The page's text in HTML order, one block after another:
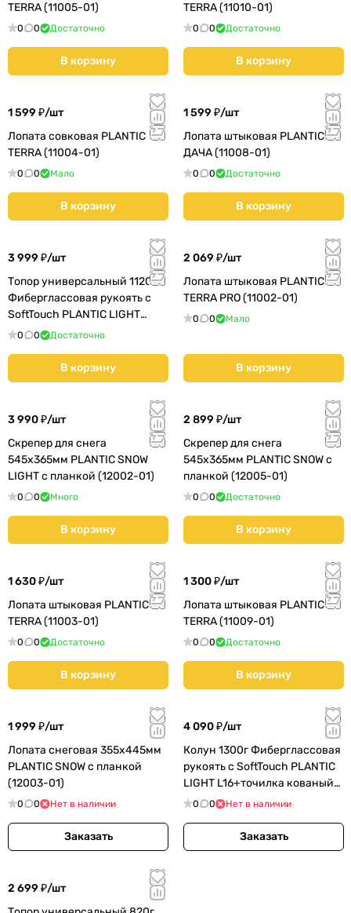
TERRA (11005-01)
0 0 Достаточно
В корзину
TERRA (11010-01)
0 0 Достаточно
В корзину
1 599 ₽/шт
Лопата совковая PLANTIC
TERRA (11004-01)
0 0 Мало
В корзину
1 599 ₽/шт
Лопата штыковая PLANTIC
ДАЧА (11008-01)
0 0 Достаточно
В корзину
3 999 ₽/шт
Топор универсальный 1120г
Фиберглассовая рукоять с
SoftTouch PLANTIC LIGHT
M11+точилка кованый (2746
0 0 Достаточно
В корзину
2 069 ₽/шт
Лопата штыковая PLANTIC
TERRA PRO (11002-01)
0 0 Мало
В корзину
3 990 ₽/шт
Скрепер для снега
545х365мм PLANTIC SNOW
LIGHT с планкой (12002-01)
0 0 Много
В корзину
2 899 ₽/шт
Скрепер для снега
545х365мм PLANTIC SNOW с
планкой (12005-01)
0 0 Достаточно
В корзину
1 630 ₽/шт
Лопата штыковая PLANTIC
TERRA (11003-01)
0 0 Достаточно
В корзину
1 300 ₽/шт
Лопата штыковая PLANTIC
TERRA (11009-01)
0 0 Достаточно
В корзину
1 999 ₽/шт
Лопата снеговая 355х445мм
PLANTIC SNOW с планкой
(12003-01)
0 0 Нет в наличии
Заказать
4 090 ₽/шт
Колун 1300г Фиберглассовая
рукоять с SoftTouch PLANTIC
LIGHT L16+точилка кованый
(27463-01A)
0 0 Нет в наличии
Заказать
2 699 ₽/шт